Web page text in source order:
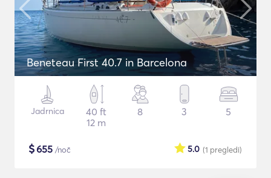
Beneteau First 40.7 in Barcelona
Jadrnica
40 ft
12 m
8 3 5
$655 /noč (1 pregledi)
5.0